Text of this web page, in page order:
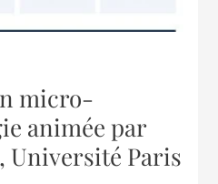
micro-
animée par
Université Paris